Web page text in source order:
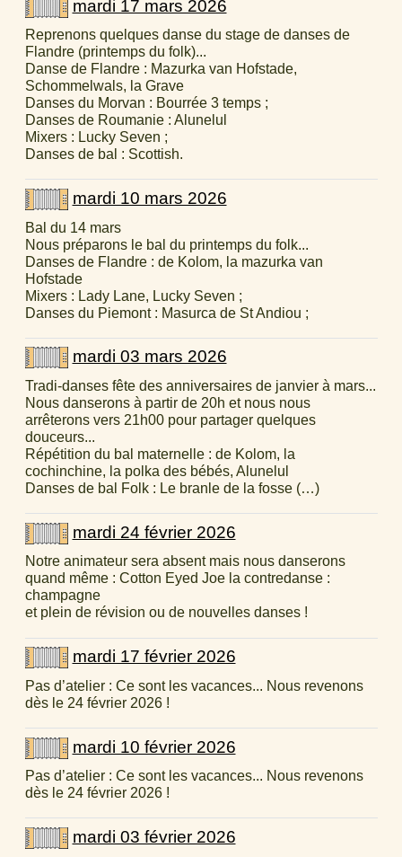
mardi 17 mars 2026
Reprenons quelques danse du stage de danses de
Flandre (printemps du folk)...
Danse de Flandre : Mazurka van Hofstade,
Schommelwals, la Grave
Danses du Morvan : Bourrée 3 temps ;
Danses de Roumanie : Alunelul
Mixers : Lucky Seven ;
Danses de bal : Scottish.
mardi 10 mars 2026
Bal du 14 mars
Nous préparons le bal du printemps du folk...
Danses de Flandre : de Kolom, la mazurka van
Hofstade
Mixers : Lady Lane, Lucky Seven ;
Danses du Piemont : Masurca de St Andiou ;
mardi 03 mars 2026
Tradi-danses fête des anniversaires de janvier à mars...
Nous danserons à partir de 20h et nous nous
arrêterons vers 21h00 pour partager quelques
douceurs...
Répétition du bal maternelle : de Kolom, la
cochinchine, la polka des bébés, Alunelul
Danses de bal Folk : Le branle de la fosse (…)
mardi 24 février 2026
Notre animateur sera absent mais nous danserons
quand même : Cotton Eyed Joe la contredanse :
champagne
et plein de révision ou de nouvelles danses !
mardi 17 février 2026
Pas d’atelier : Ce sont les vacances... Nous revenons
dès le 24 février 2026 !
mardi 10 février 2026
Pas d’atelier : Ce sont les vacances... Nous revenons
dès le 24 février 2026 !
mardi 03 février 2026